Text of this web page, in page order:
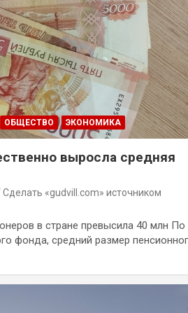
ОБЩЕСТВО ЭКОНОМИКА
выросла средняя
Сделать «gudvill.com» источником
в стране превысила 40 млн По
фонда, средний размер